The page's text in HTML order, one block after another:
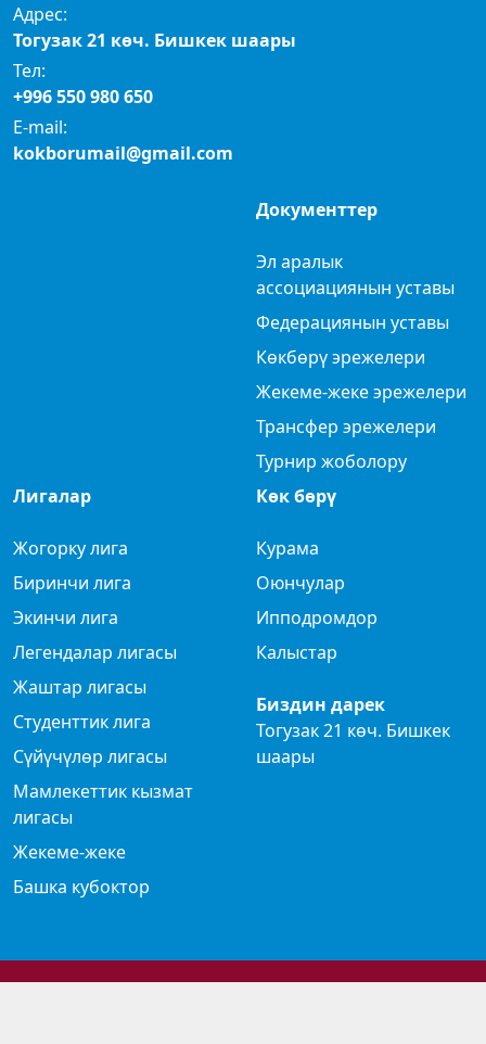
Адрес:
Тогузак 21 көч. Бишкек шаары
Тел:
+996 550 980 650
E-mail:
kokborumail@gmail.com
Документтер
Эл аралык
ассоциациянын уставы
Федерациянын уставы
Көкбөрү эрежелери
Жекеме-жеке эрежелери
Трансфер эрежелери
Турнир жоболору
Лигалар
Жогорку лига
Биринчи лига
Экинчи лига
Легендалар лигасы
Жаштар лигасы
Студенттик лига
Сүйүчүлөр лигасы
Мамлекеттик кызмат
лигасы
Жекеме-жеке
Башка кубоктор
Көк бөрү
Курама
Оюнчулар
Ипподромдор
Калыстар
Биздин дарек
Тогузак 21 көч. Бишкек
шаары